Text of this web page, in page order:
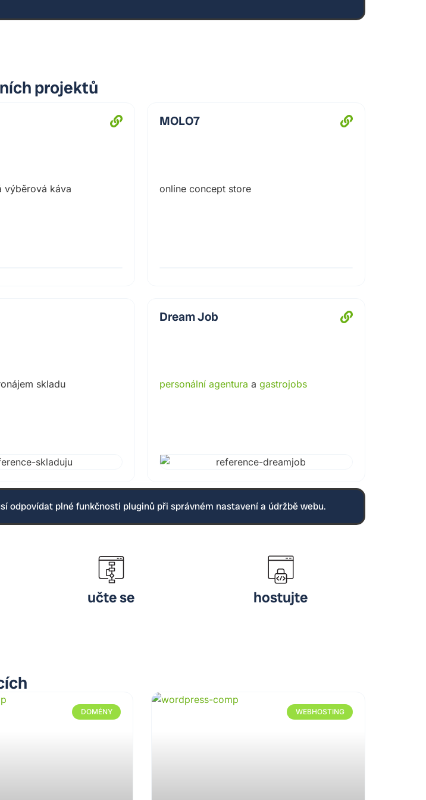
a v nastavení indexace.
nepoškodily návštěvnost.
Zlepšení interní struktury obsahu
Kontrola chyb a problematických stránek– odhalení 404 a dalších typických
projektů
výběrová káva
MOLO7
online concept store
skladu
Dream Job
personální agentura agastrojobs
odpovídat plné funkčnosti pluginů při správném nastavení a údržbě webu.
učte se hostujte
DOMÉNY WEBHOSTING